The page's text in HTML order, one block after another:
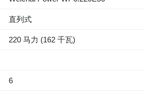
直列式
220 马力 (162 千瓦)
6